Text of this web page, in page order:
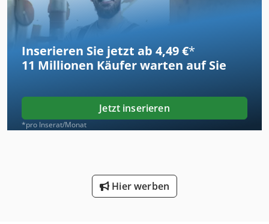
Inserieren Sie jetzt ab 4,49 €*
11 Millionen Käufer warten auf Sie
Jetzt inserieren
*pro Inserat/Monat
Hier werben